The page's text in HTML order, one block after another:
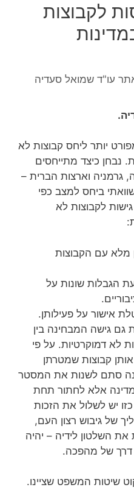
לקבוצות
עו"ד שמואל סעדיה
יותר ליחס קבוצות לא
נבחן כיצד מתייחסים
גרמניה וארצות הברית –
ביחס למצב כפי
לקבוצות לא
מלא עם הקבוצות
הגבלות שונות על
אישור על פעילותן.
גם גישה המבחינה בין
לא דמוקרטיות. על פי
קבוצות שמטרתן
סתם לשנות את המסטר
אלא לחתור תחת
יש לשלול את הזכות
של גיבוש רצון העם,
השלטון לידיה – יהיה
דרך של מהפכה.
שיטות המשפט שציינו.